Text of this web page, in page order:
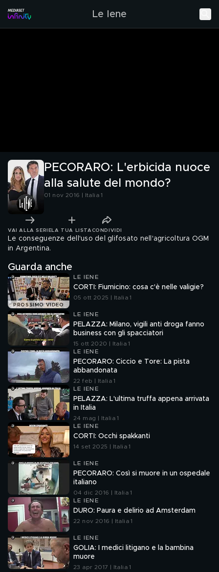
Le Iene
PECORARO: L'erbicida nuoce
alla salute del mondo?
01 nov 2016 | Italia 1
VAI ALLA SERIE LA TUA LISTA CONDIVIDI
Le conseguenze dell'uso del glifosato nell'agricoltura OGM
in Argentina.
Guarda anche
PROSSIMO VIDEO
LE IENE
CORTI: Fiumicino: cosa c'è nelle valigie?
05 ott 2025 | Italia 1
LE IENE
PELAZZA: Milano, vigili anti droga fanno
business con gli spacciatori
15 ott 2020 | Italia 1
LE IENE
PECORARO: Ciccio e Tore: La pista
abbandonata
22 feb | Italia 1
LE IENE
PELAZZA: L'ultima truffa appena arrivata
in Italia
24 mag | Italia 1
LE IENE
CORTI: Occhi spakkanti
14 set 2025 | Italia 1
LE IENE
PECORARO: Così si muore in un ospedale
italiano
04 dic 2016 | Italia 1
LE IENE
DURO: Paura e delirio ad Amsterdam
22 nov 2016 | Italia 1
LE IENE
GOLIA: I medici litigano e la bambina
muore
23 apr 2017 | Italia 1